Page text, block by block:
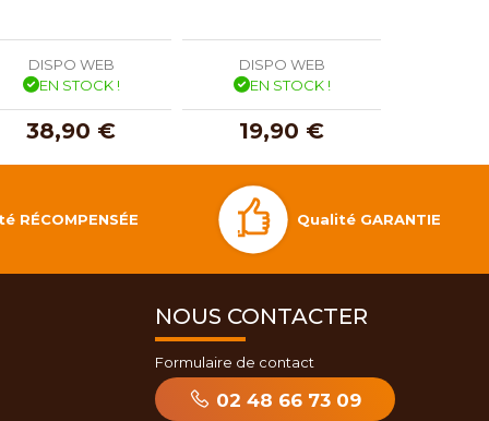
DISPO WEB
EN STOCK !
38,90 €
DISPO WEB
EN STOCK !
19,90 €
RÉCOMPENSÉE Qualité GARANTIE
NOUS CONTACTER
Formulaire de contact
02 48 66 73 09